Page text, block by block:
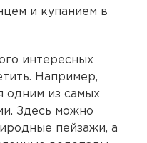
и купанием в
интересных
Например,
одним из самых
Здесь можно
пейзажи, а